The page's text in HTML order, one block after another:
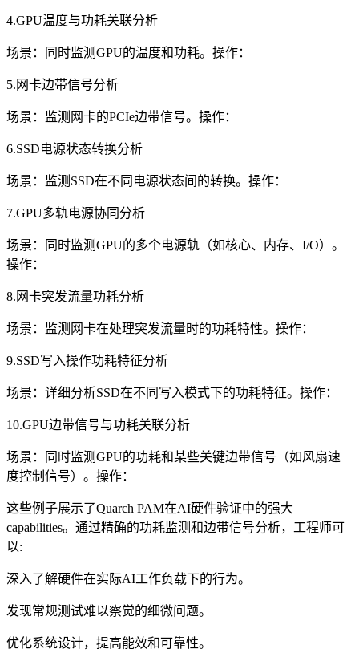
4.GPU温度与功耗关联分析
场景：同时监测GPU的温度和功耗。操作：
5.网卡边带信号分析
场景：监测网卡的PCIe边带信号。操作：
6.SSD电源状态转换分析
场景：监测SSD在不同电源状态间的转换。操作：
7.GPU多轨电源协同分析
场景：同时监测GPU的多个电源轨（如核心、内存、I/O）。
操作：
8.网卡突发流量功耗分析
场景：监测网卡在处理突发流量时的功耗特性。操作：
9.SSD写入操作功耗特征分析
场景：详细分析SSD在不同写入模式下的功耗特征。操作：
10.GPU边带信号与功耗关联分析
场景：同时监测GPU的功耗和某些关键边带信号（如风扇速
度控制信号）。操作：
这些例子展示了Quarch PAM在AI硬件验证中的强大
capabilities。通过精确的功耗监测和边带信号分析，工程师可
以:
深入了解硬件在实际AI工作负载下的行为。
发现常规测试难以察觉的细微问题。
优化系统设计，提高能效和可靠性。